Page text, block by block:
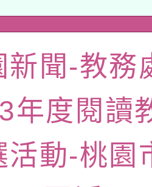
部國民及學前
師範大學辦
促進學校輔導
教育研究院
教育政策研討
際趨勢與發展
部國民及學前
府教育局辦理
長研習實施計
臺灣師範大學
北學習中心
國立成功大學
新聞-教務
年度閱讀
活動-桃園